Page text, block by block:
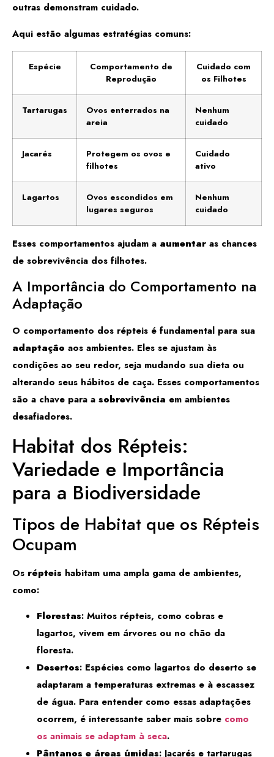
outras demonstram cuidado.
Aqui estão algumas estratégias comuns:
Espécie
Comportamento de
Reprodução
Cuidado com
os Filhotes
Tartarugas
Ovos enterrados na
areia
Nenhum
cuidado
Jacarés
Protegem os ovos e
filhotes
Cuidado
ativo
Lagartos
Ovos escondidos em
lugares seguros
Nenhum
cuidado
Esses comportamentos ajudam a aumentar as chances
de sobrevivência dos filhotes.
A Importância do Comportamento na
Adaptação
O comportamento dos répteis é fundamental para sua
adaptação aos ambientes. Eles se ajustam às
condições ao seu redor, seja mudando sua dieta ou
alterando seus hábitos de caça. Esses comportamentos
são a chave para a sobrevivência em ambientes
desafiadores.
Habitat dos Répteis:
Variedade e Importância
para a Biodiversidade
Tipos de Habitat que os Répteis
Ocupam
Os répteis habitam uma ampla gama de ambientes,
como:
Florestas: Muitos répteis, como cobras e
lagartos, vivem em árvores ou no chão da
floresta.
Desertos: Espécies como lagartos do deserto se
adaptaram a temperaturas extremas e à escassez
de água. Para entender como essas adaptações
ocorrem, é interessante saber mais sobre como
os animais se adaptam à seca.
Pântanos e áreas úmidas: Jacarés e tartarugas